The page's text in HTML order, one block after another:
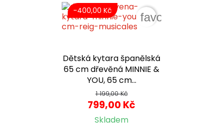
Dětská kytara španělská
65 cm dřevěná MINNIE &
YOU, 65 cm...
1 199,00 Kč
799,00 Kč
Skladem
-400,00 Kč
favorite_border